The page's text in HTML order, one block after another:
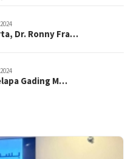
Dr. Ronny Fra…
Gading M…